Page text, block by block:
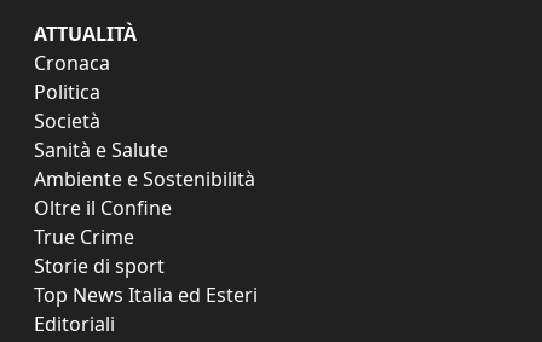
ATTUALITÀ
Cronaca
Politica
Società
Sanità e Salute
Ambiente e Sostenibilità
Oltre il Confine
True Crime
Storie di sport
Top News Italia ed Esteri
Editoriali